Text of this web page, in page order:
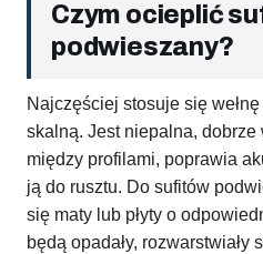
Czym ocieplić
podwieszany?
Najczęściej stosuje się
skalną. Jest niepalna, dobrze
między profilami, poprawia
ją do rusztu. Do sufitów
się maty lub płyty o
będą opadały, rozwarstwiały